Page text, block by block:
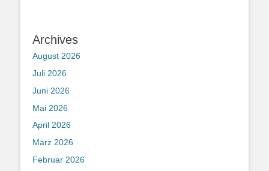
Archives
August 2026
Juli 2026
Juni 2026
Mai 2026
April 2026
März 2026
Februar 2026